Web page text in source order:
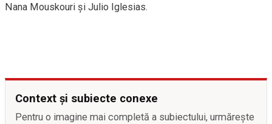
Nana Mouskouri şi Julio Iglesias.
Context și subiecte conexe
Pentru o imagine mai completă a subiectului, urmărește